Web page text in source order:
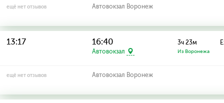
ещё нет отзывов Автовокзал Воронеж
13:17 16:40
Автовокзал
3ч 23м
Из Воронежа
ещё нет отзывов Автовокзал Воронеж